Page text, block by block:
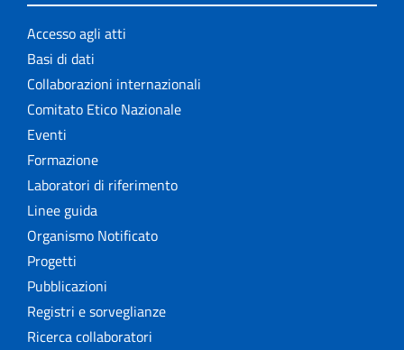
Accesso agli atti
Basi di dati
Collaborazioni internazionali
Comitato Etico Nazionale
Eventi
Formazione
Laboratori di riferimento
Linee guida
Organismo Notificato
Progetti
Pubblicazioni
Registri e sorveglianze
Ricerca collaboratori